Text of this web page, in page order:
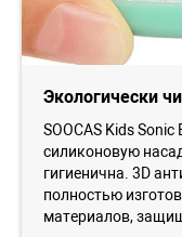
Экологически
SOOCAS Kids
силиконовую
гигиенична. 3D
полностью
материалов,